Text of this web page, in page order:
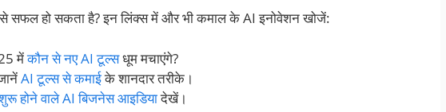
सफल हो सकता है? इन लिंक्स में और भी कमाल के AI इनोवेशन खोजें:
मेंकौन से नए AI टूल्सधूम मचाएंगे?
AI टूल्स से कमाईके शानदार तरीके।
होने वाले AI बिजनेस आइडियादेखें।